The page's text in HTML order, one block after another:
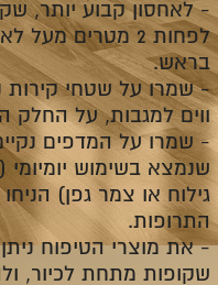
- לאחסון קבוע יותר,
לפחות 2 מטרים
בראש.
- שמרו על שטחי קירות
ווים למגבות, על החלק
- שמרו על המדפים
שנמצא בשימוש יומיומי
גילוח או צמר גפן)
התרופות.
- את מוצרי הטיפוח
שקופות מתחת לכיור,